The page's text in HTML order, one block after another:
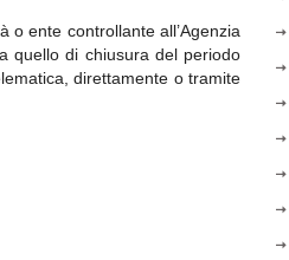
o ente controllante all’Agenzia
quello di chiusura del periodo
direttamente o tramite